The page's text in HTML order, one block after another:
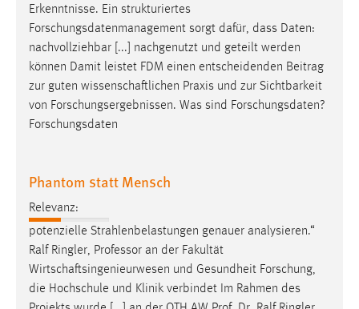
Erkenntnisse. Ein strukturiertes
Forschungsdatenmanagement sorgt dafür, dass Daten:
nachvollziehbar [...] nachgenutzt und geteilt werden
können Damit leistet FDM einen entscheidenden Beitrag
zur guten wissenschaftlichen Praxis und zur Sichtbarkeit
von Forschungsergebnissen. Was sind Forschungsdaten?
Forschungsdaten
Phantom statt Mensch
Relevanz:
potenzielle Strahlenbelastungen genauer analysieren.“
Ralf Ringler, Professor an der Fakultät
Wirtschaftsingenieurwesen und Gesundheit Forschung,
die Hochschule und Klinik verbindet Im Rahmen des